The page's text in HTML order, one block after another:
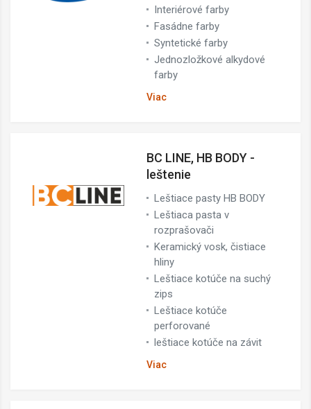
Interiérové farby
Fasádne farby
Syntetické farby
Jednozložkové alkydové
farby
Viac
BC LINE, HB BODY -
leštenie
Leštiace pasty HB BODY
Leštiaca pasta v
rozprašovači
Keramický vosk, čistiace
hliny
Leštiace kotúče na suchý
zips
Leštiace kotúče
perforované
leštiace kotúče na závit
Viac